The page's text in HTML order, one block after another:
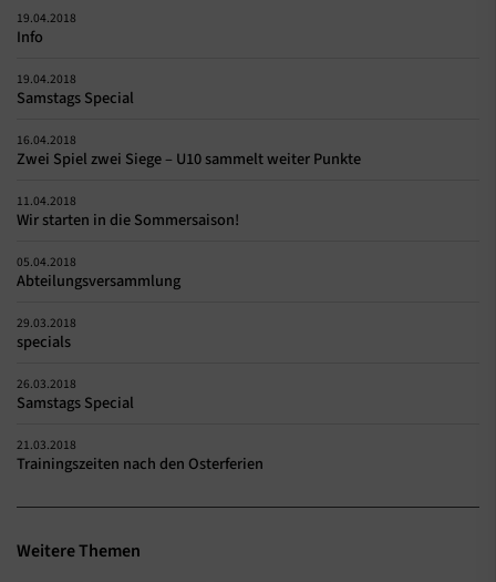
19.04.2018
Info
19.04.2018
Samstags Special
16.04.2018
Zwei Spiel zwei Siege – U10 sammelt weiter Punkte
11.04.2018
Wir starten in die Sommersaison!
05.04.2018
Abteilungsversammlung
29.03.2018
specials
26.03.2018
Samstags Special
21.03.2018
Trainingszeiten nach den Osterferien
Weitere Themen